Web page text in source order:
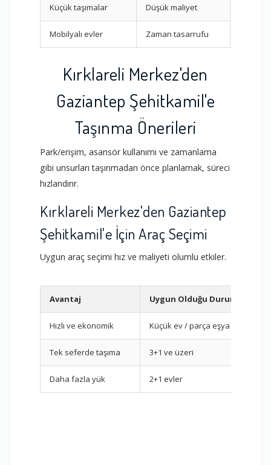
Küçük taşımalar Düşük maliyet
Mobilyalı evler Zaman tasarrufu
Kırklareli Merkez'den
Gaziantep Şehitkamil'e
Taşınma Önerileri
Park/erişim, asansör kullanımı ve zamanlama
gibi unsurları taşınmadan önce planlamak, süreci
hızlandırır.
Kırklareli Merkez'den Gaziantep
Şehitkamil'e İçin Araç Seçimi
Uygun araç seçimi hız ve maliyeti olumlu etkiler.
Avantaj Uygun Olduğu Durum
Hızlı ve ekonomik Küçük ev / parça eşya
Tek seferde taşıma 3+1 ve üzeri
Daha fazla yük 2+1 evler